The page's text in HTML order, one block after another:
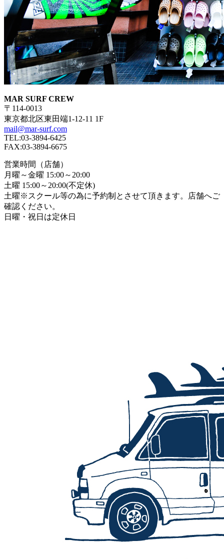
MAR SURF CREW
〒114-0013
東京都北区東田端1-12-11 1F
mail@mar-surf.com
TEL:03-3894-6425
FAX:03-3894-6675
営業時間（店舗）
月曜～金曜 15:00～20:00
土曜 15:00～20:00(不定休)
土曜※スクール等の為に予約制とさせて頂きます。店舗へご
確認ください。
日曜・祝日は定休日